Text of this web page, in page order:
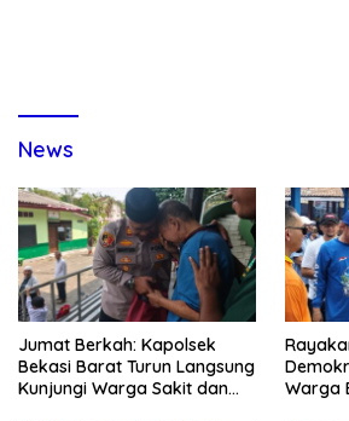
News
Jumat Berkah: Kapolsek
Bekasi Barat Turun Langsung
Kunjungi Warga Sakit dan
Warga